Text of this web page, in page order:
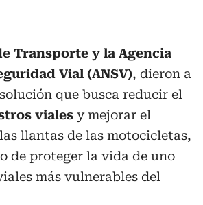
Transporte y la Agencia
Vial (ANSV), dieron a
que busca reducir el
viales y mejorar el
llantas de las motocicletas,
de proteger la vida de uno
más vulnerables del